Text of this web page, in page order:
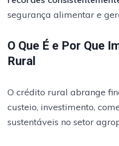
segurança alimentar e
O Que É e Por Que
Rural
O crédito rural abrange
custeio, investimento,
sustentáveis no setor